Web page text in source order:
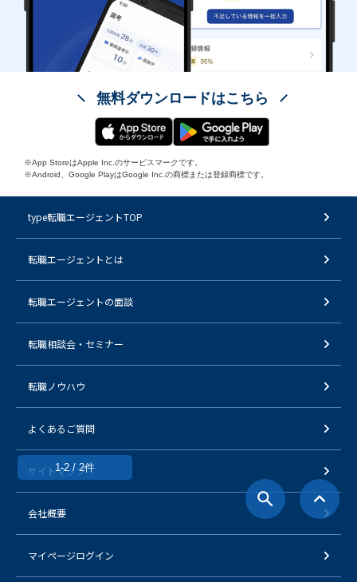
1-2 / 2件
無料ダウンロードはこちら
※App StoreはApple Inc.のサービスマークです。
※Android、Google PlayはGoogle Inc.の商標または登録商標です。
type転職エージェントTOP
転職エージェントとは
転職エージェントの面談
転職相談会・セミナー
転職ノウハウ
よくあるご質問
サイトマップ
会社概要
マイページログイン